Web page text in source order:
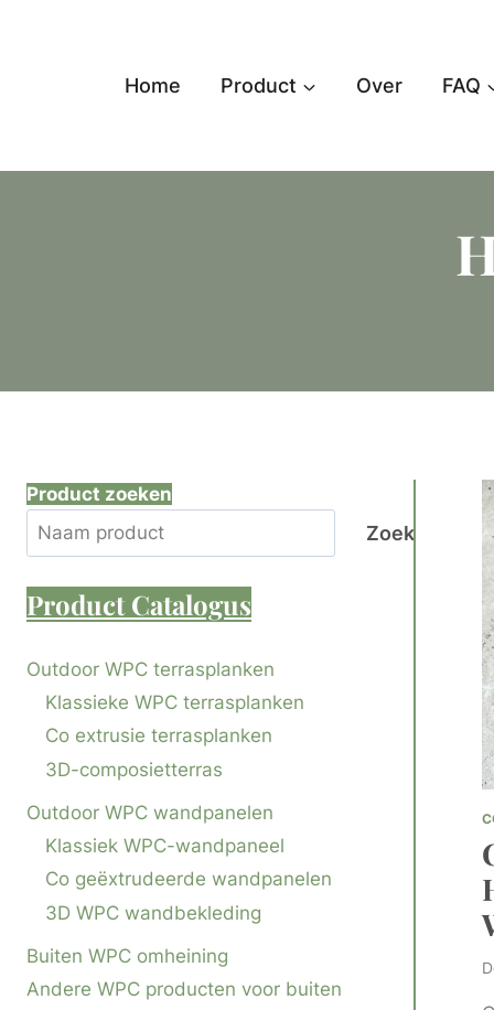
Home Product Over FAQ
Product zoeken
Zoek
ProductCatalogus
Outdoor WPC terrasplanken
Klassieke WPC terrasplanken
Co extrusie terrasplanken
3D-composietterras
Outdoor WPC wandpanelen
Klassiek WPC-wandpaneel
Co geëxtrudeerde wandpanelen
3D WPC wandbekleding
Buiten WPC omheining
Andere WPC producten voor buiten